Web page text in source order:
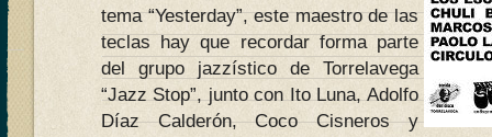
tema “Yesterday”, este maestro de las
teclas hay que recordar forma parte
del grupo jazzístico de Torrelavega
“Jazz Stop”, junto con Ito Luna, Adolfo
Díaz Calderón, Coco Cisneros y